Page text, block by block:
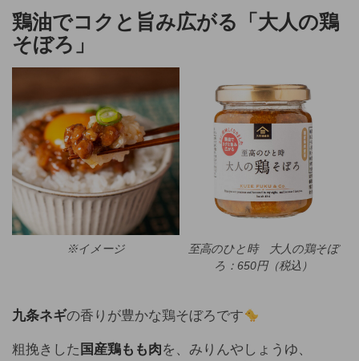
鶏油でコクと旨み広がる「大人の鶏
そぼろ」
※イメージ
至高のひと時 大人の鶏そぼ
ろ：650円（税込）
九条ネギの香りが豊かな鶏そぼろです
粗挽きした 国産鶏もも肉を、みりんやしょうゆ、